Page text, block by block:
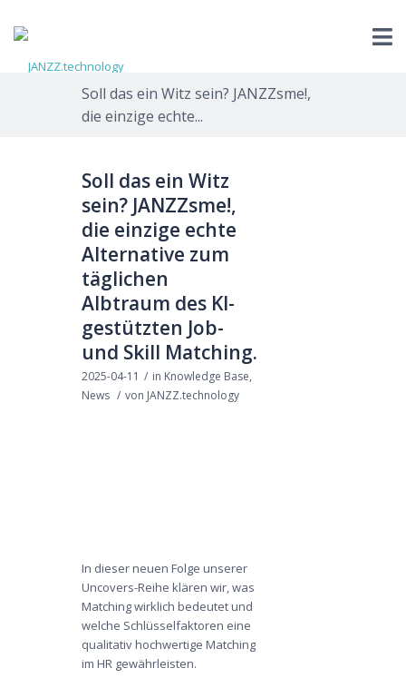
Soll das ein Witz sein? JANZZsme!,
die einzige echte...
Soll das ein Witz
sein? JANZZsme!,
die einzige echte
Alternative zum
täglichen
Albtraum des KI-
gestützten Job-
und Skill Matching.
2025-04-11 / in Knowledge Base,
News / von JANZZ.technology
In dieser neuen Folge unserer
Uncovers-Reihe klären wir, was
Matching wirklich bedeutet und
welche Schlüsselfaktoren eine
qualitativ hochwertige Matching
im HR gewährleisten.